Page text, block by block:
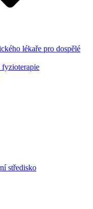
lékaře pro dospělé
fyzioterapie
středisko